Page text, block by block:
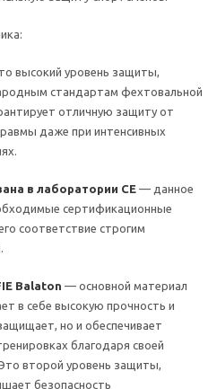
высокий уровень защиты,
стандартам фехтовальной
отличную защиту от
даже при интенсивных
в лаборатории CE — данное
сертификационные
соответствие строгим
Balaton — основной материал
в себе высокую прочность и
но и обеспечивает
благодаря своей
второй уровень защиты,
безопасность